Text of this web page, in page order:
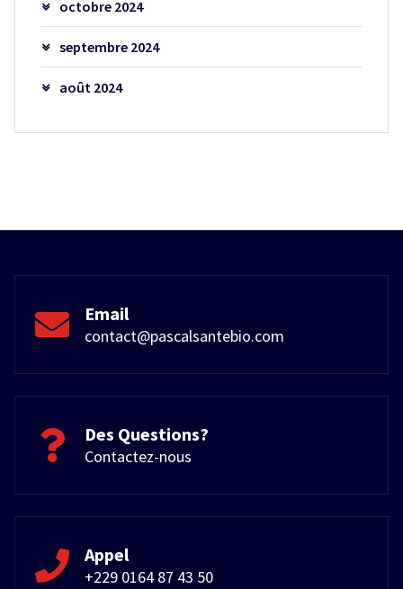
octobre 2024
septembre 2024
août 2024
Email
contact@pascalsantebio.com
Des Questions?
Contactez-nous
Appel
+229 0164 87 43 50